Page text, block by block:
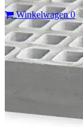
Winkelwagen 0